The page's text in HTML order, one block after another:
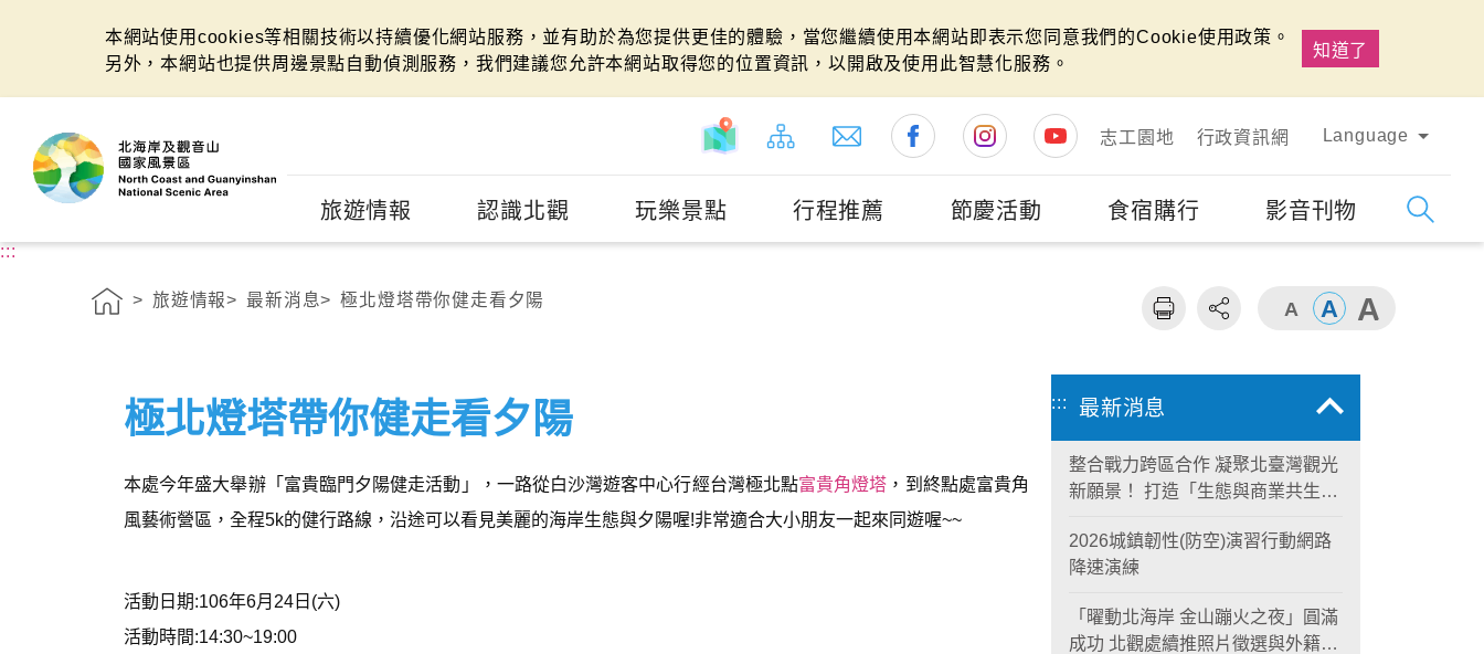
本網站使用cookies等相關技術以持續優化網站服務，並有助於為您提供更佳的體驗，當您繼續使用本網站即表示您同意我們的Cookie使用政策。
另外，本網站也提供周邊景點自動偵測服務，我們建議您允許本網站取得您的位置資訊，以開啟及使用此智慧化服務。
知道了
志工園地
行政資訊網 Language
旅遊情報 認識北觀 玩樂景點 行程推薦 節慶活動 食宿購行 影音刊物
:::
旅遊情報 最新消息 極北燈塔帶你健走看夕陽
極北燈塔帶你健走看夕陽
本處今年盛大舉辦「富貴臨門夕陽健走活動」，一路從白沙灣遊客中心行經台灣極北點富貴角燈塔 ，到終點處富貴角
風藝術營區，全程5k的健行路線，沿途可以看見美麗的海岸生態與夕陽喔!非常適合大小朋友一起來同遊喔~~
活動日期:106年6月24日(六)
活動時間:14:30~19:00
::: 最新消息
整合戰力跨區合作 凝聚北臺灣觀光
新願景！ 打造「生態與商業共生」
2026城鎮韌性(防空)演習行動網路
降速演練
「曜動北海岸 金山蹦火之夜」圓滿
成功 北觀處續推照片徵選與外籍青